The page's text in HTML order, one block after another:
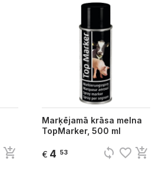
add_shopping_cart
Marķējamā krāsa melna
TopMarker, 500 ml
€ 4 53 sync favorite_border add_shopping_cart